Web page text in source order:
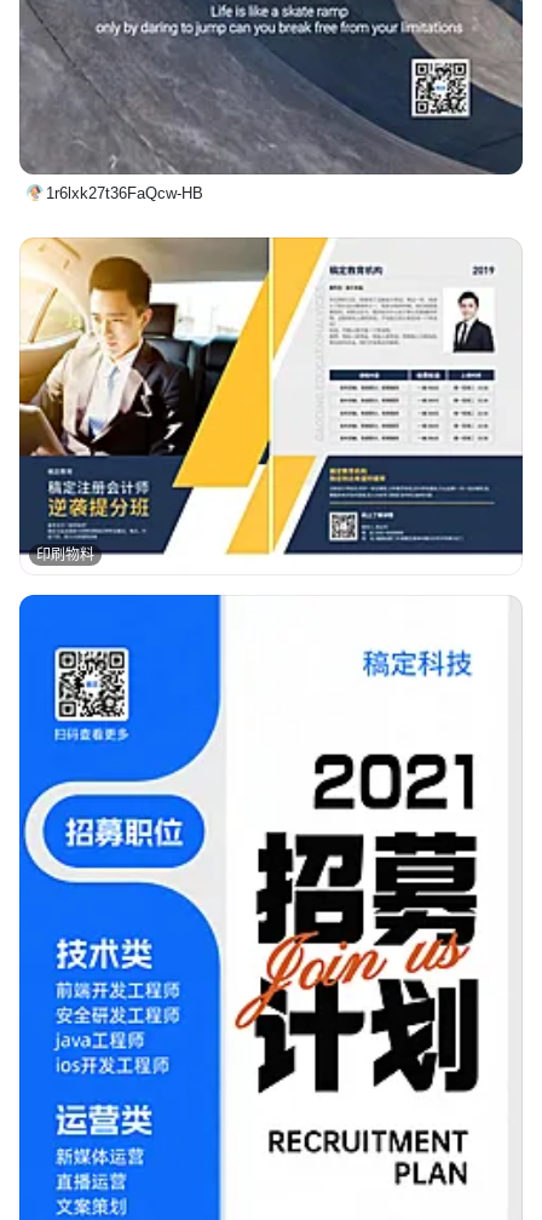
1r6lxk27t36FaQcw-HB
印刷物料